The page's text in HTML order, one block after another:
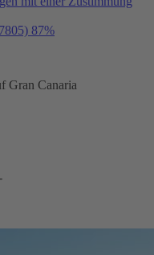
87%
Gran Canaria